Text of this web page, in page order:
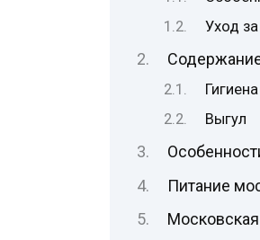
Уход
Гигиена
Выгул
Питание